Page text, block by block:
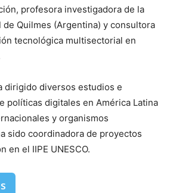
profesora investigadora de la
de Quilmes (Argentina) y consultora
tecnológica multisectorial en
dirigido diversos estudios e
políticas digitales en América Latina
y organismos
sido coordinadora de proyectos
en el IIPE UNESCO.